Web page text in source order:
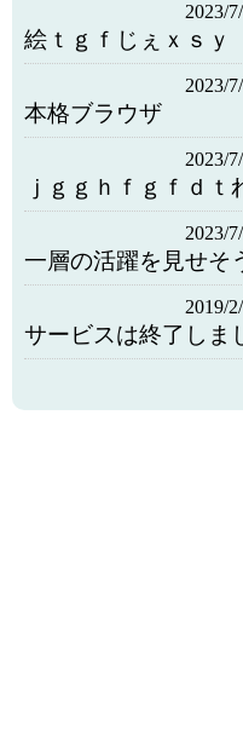
2023/
絵ｔｇｆじぇｘｓｙ
2023/
本格ブラウザ
2023/
ｊｇｇｈｆｇｆｄ
2023/
一層の活躍を見せそ
2019/
サービスは終了しま